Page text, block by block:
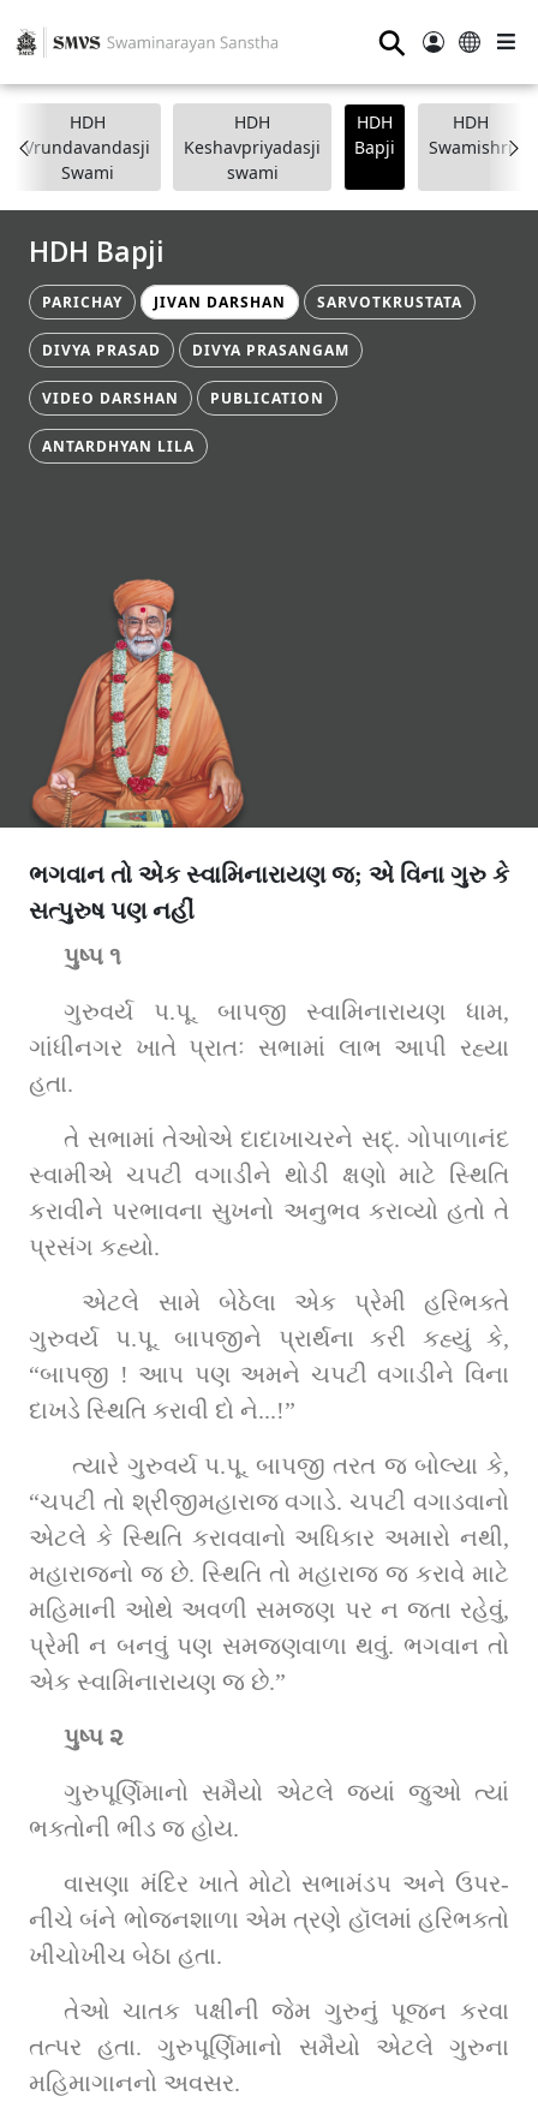
⚲
HDH
Vrundavandasji
Swami
HDH
Keshavpriyadasji
swami
HDH
Bapji
HDH
Swamishri
HDH Bapji
PARICHAY JIVAN DARSHAN SARVOTKRUSTATA
DIVYA PRASAD DIVYA PRASANGAM
VIDEO DARSHAN PUBLICATION
ANTARDHYAN LILA
ભગવાન તો એક સ્વામિનારાયણ જ; એ વિના ગુરુ કે
સત્પુરુષ પણ નહીં
પુષ્પ ૧
ગુરુવર્ય પ.પૂ. બાપજી સ્વામિનારાયણ ધામ,
ગાંધીનગર ખાતે પ્રાતઃ સભામાં લાભ આપી રહ્યા
હતા.
તે સભામાં તેઓએ દાદાખાચરને સદ્‌. ગોપાળાનંદ
સ્વામીએ ચપટી વગાડીને થોડી ક્ષણો માટે સ્થિતિ
કરાવીને પરભાવના સુખનો અનુભવ કરાવ્યો હતો તે
પ્રસંગ કહ્યો.
ગુરુવર્ય પ.પૂ. બાપજીને પ્રાર્થના કરી કહ્યું કે,
“બાપજી ! આપ પણ અમને ચપટી વગાડીને વિના
દાખડે સ્થિતિ કરાવી દો ને...!”
“ચપટી તો શ્રીજીમહારાજ વગાડે. ચપટી વગાડવાનો
એટલે કે સ્થિતિ કરાવવાનો અધિકાર અમારો નથી,
મહારાજનો જ છે. સ્થિતિ તો મહારાજ જ કરાવે માટે
મહિમાની ઓથે અવળી સમજણ પર ન જતા રહેવું,
પ્રેમી ન બનવું પણ સમજણવાળા થવું. ભગવાન તો
એક સ્વામિનારાયણ જ છે.”
પુષ્પ ૨
ગુરુપૂર્ણિમાનો સમૈયો એટલે જ્યાં જુઓ ત્યાં
ભક્તોની ભીડ જ હોય.
વાસણા મંદિર ખાતે મોટો સભામંડપ અને ઉપર-
નીચે બંને ભોજનશાળા એમ ત્રણે હૉલમાં હરિભક્તો
ખીચોખીચ બેઠા હતા.
તેઓ ચાતક પક્ષીની જેમ ગુરુનું પૂજન કરવા
તત્પર હતા. ગુરુપૂર્ણિમાનો સમૈયો એટલે ગુરુના
મહિમાગાનનો અવસર.